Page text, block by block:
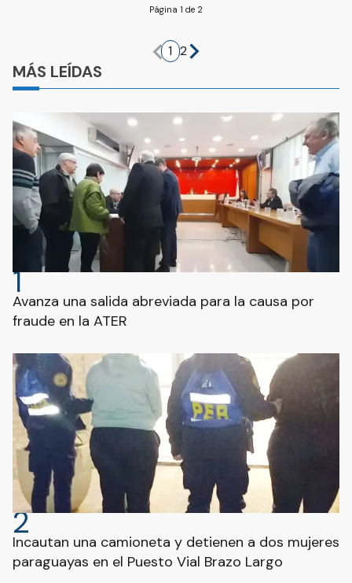
Página 1 de 2
1 2
MÁS LEÍDAS
1
Avanza una salida abreviada para la causa por
fraude en la ATER
2
Incautan una camioneta y detienen a dos mujeres
paraguayas en el Puesto Vial Brazo Largo